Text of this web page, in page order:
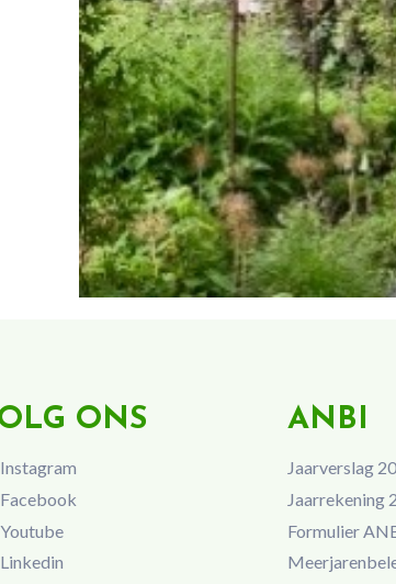
ONS
Instagram
Facebook
Youtube
Linkedin
ANBI
Jaarverslag
Jaarrekening
Formulier